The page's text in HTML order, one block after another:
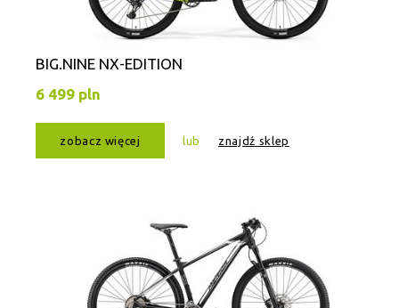
BIG.NINE NX-EDITION
6 499 pln
zobacz więcej lub znajdź sklep